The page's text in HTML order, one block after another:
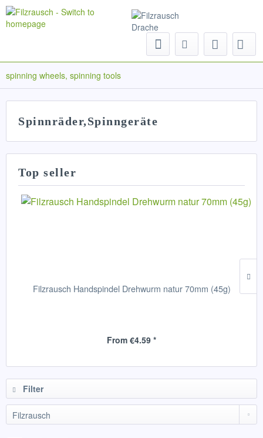
spinning wheels, spinning tools
Spinnräder,Spinngeräte
Top seller
Filzrausch Handspindel Drehwurm natur 70mm (45g)
From €4.59 *
Filter